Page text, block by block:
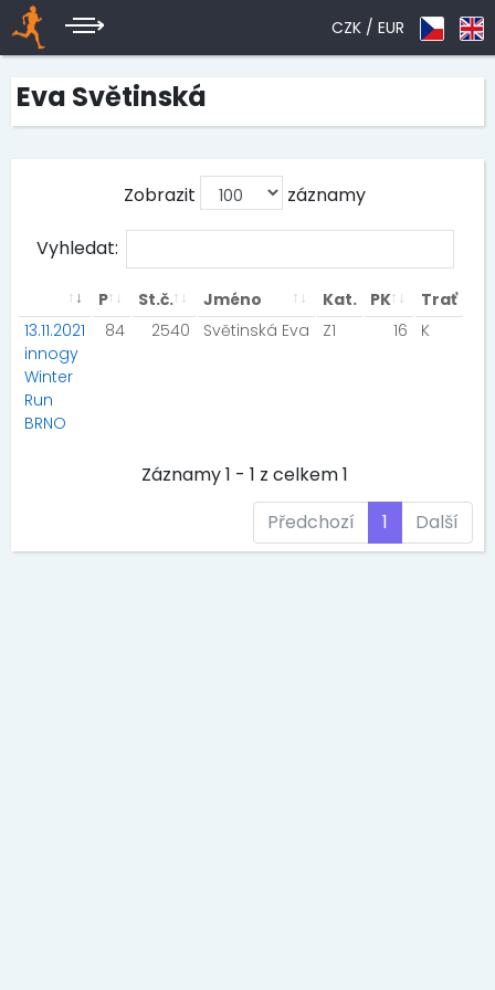
CZK / EUR
Eva Světinská
Zobrazit záznamy
Vyhledat:
P St.č. Jméno Kat. PK
Trať
13.11.2021
innogy
Winter
Run
BRNO
84 2540 Světinská Eva Z1 16 K
Záznamy 1 - 1 z celkem 1
Předchozí
1 Další